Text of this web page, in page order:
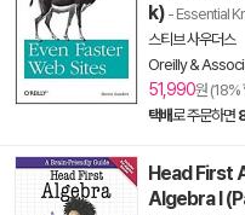
k) - Essential
스티브 사우더스
Oreilly &
51,990원 (18%
택배로 주문하면
Head First
Algebra I